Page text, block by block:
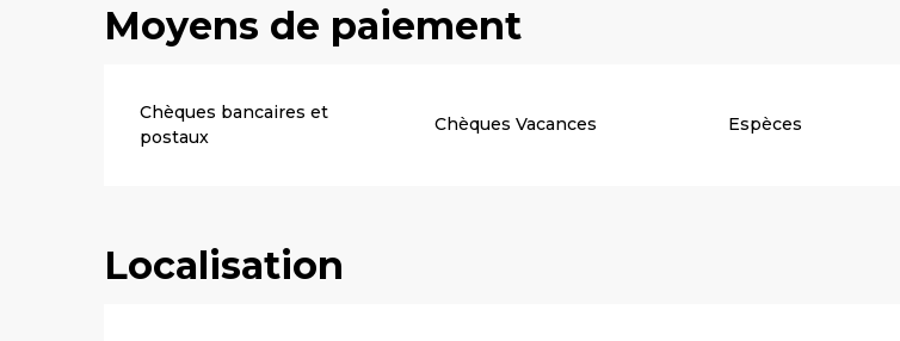
Moyens de paiement
Chèques bancaires et
postaux
Chèques Vacances Espèces
Localisation